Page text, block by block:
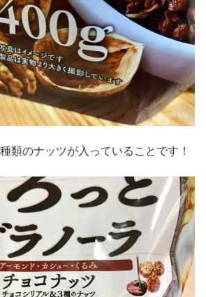
類のナッツが入っていることです！